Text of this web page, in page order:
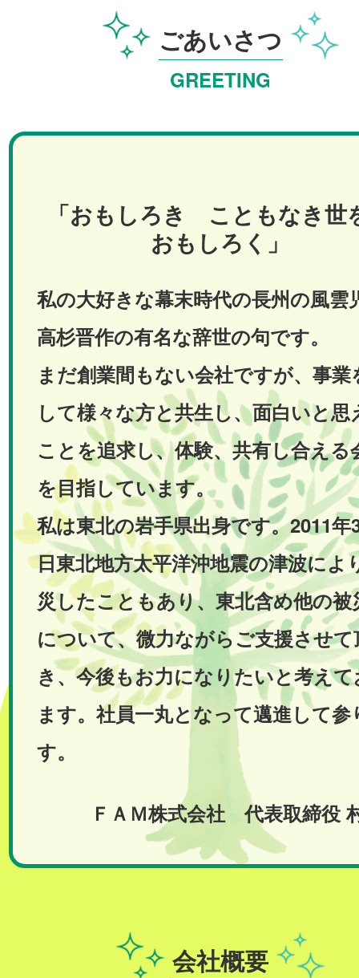
ごあいさつ
GREETING
「おもしろき
こともなき世
おもしろく」
私の大好きな幕末時代の長州の風雲
高杉晋作の有名な辞世の句です。
まだ創業間もない会社ですが、事業
して様々な方と共生し、面白いと思
ことを追求し、体験、共有し合える
を目指しています。
私は東北の岩手県出身です。2011年
日東北地方太平洋沖地震の津波によ
災したこともあり、東北含め他の被
について、微力ながらご支援させて
き、今後もお力になりたいと考え
ます。社員一丸となって邁進して参
す。
ＦＡＭ株式会社 代表取締役
会社概要